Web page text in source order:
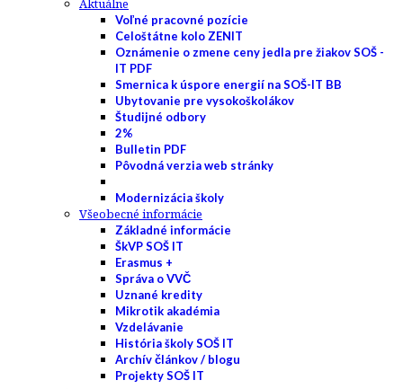
Aktuálne
Voľné pracovné pozície
Celoštátne kolo ZENIT
Oznámenie o zmene ceny jedla pre žiakov SOŠ -
IT PDF
Smernica k úspore energií na SOŠ-IT BB
Ubytovanie pre vysokoškolákov
Študijné odbory
2%
Bulletin PDF
Pôvodná verzia web stránky
Modernizácia školy
Všeobecné informácie
Základné informácie
ŠkVP SOŠ IT
Erasmus +
Správa o VVČ
Uznané kredity
Mikrotik akadémia
Vzdelávanie
História školy SOŠ IT
Archív článkov / blogu
Projekty SOŠ IT